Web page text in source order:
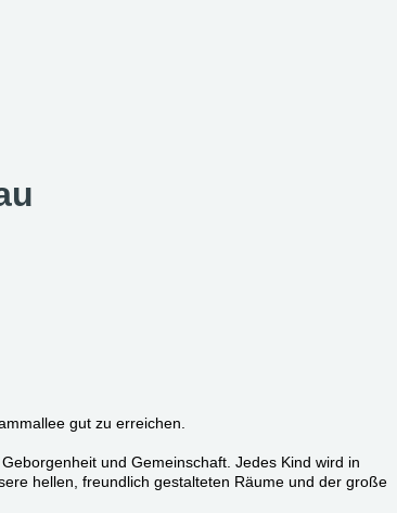
gut zu erreichen.
und Gemeinschaft. Jedes Kind wird in
hellen, freundlich gestalteten Räume und der große